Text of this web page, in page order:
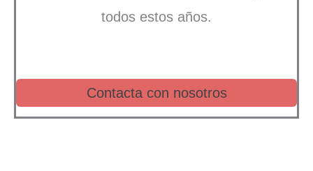
todos estos años.
Contacta con nosotros